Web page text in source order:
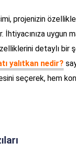
projenizin
uygun
detaylı
yalıtkan nedir?
seçerek, hem